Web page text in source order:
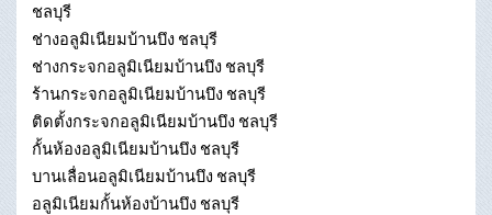
ชลบุรี
ช่างอลูมิเนียมบ้านบึง ชลบุรี
ช่างกระจกอลูมิเนียมบ้านบึง ชลบุรี
ร้านกระจกอลูมิเนียมบ้านบึง ชลบุรี
ติดตั้งกระจกอลูมิเนียมบ้านบึง ชลบุรี
กั้นห้องอลูมิเนียมบ้านบึง ชลบุรี
บานเลื่อนอลูมิเนียมบ้านบึง ชลบุรี
อลูมิเนียมกั้นห้องบ้านบึง ชลบุรี